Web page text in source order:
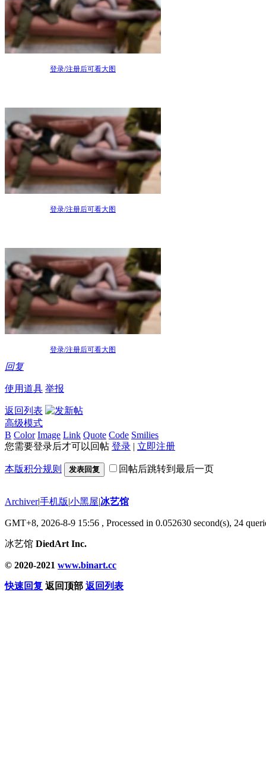
登录/注册后可看大图
登录/注册后可看大图
登录/注册后可看大图
回复
使用道具 举报
返回列表
高级模式
B Color Image Link Quote Code Smilies
您需要登录后才可以回帖 登录 | 立即注册
本版积分规则 发表回复 回帖后跳转到最后一页
Archiver|手机版|小黑屋|冰艺馆
GMT+8, 2026-8-9 15:56 , Processed in 0.052630 second(s), 24
冰艺馆 DiedArt Inc.
© 2020-2021 www.binart.cc
快速回复 返回顶部 返回列表